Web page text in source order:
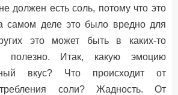
должен есть соль, потому что это
самом деле это было вредно для
это может быть в каких-то
полезно. Итак, какую эмоцию
вкус? Что происходит от
соли? Жадность. От